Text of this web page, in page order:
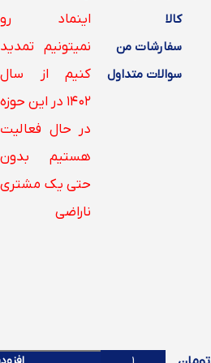
کالا
سفارشات من
سوالات متداول
اینماد رو
نمیتونیم تمدید
کنیم از سال
۱۴۰۲ در این حوزه
در حال فعالیت
هستیم بدون
حتی یک مشتری
ناراضی